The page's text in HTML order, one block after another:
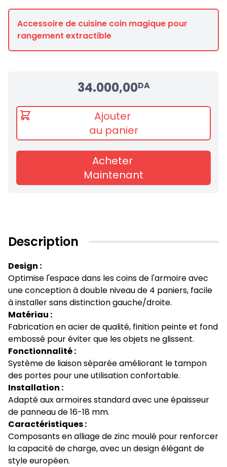
Accessoire de cuisine coin magique pour
rangement extractible
34.000,00DA
Ajouter
au panier
Acheter
Maintenant
Description
Design :
Optimise l'espace dans les coins de l'armoire avec
une conception à double niveau de 4 paniers, facile
à installer sans distinction gauche/droite.
Matériau :
Fabrication en acier de qualité, finition peinte et fond
embossé pour éviter que les objets ne glissent.
Fonctionnalité :
Système de liaison séparée améliorant le tampon
des portes pour une utilisation confortable.
Installation :
Adapté aux armoires standard avec une épaisseur
de panneau de 16-18 mm.
Caractéristiques :
Composants en alliage de zinc moulé pour renforcer
la capacité de charge, avec un design élégant de
style européen.